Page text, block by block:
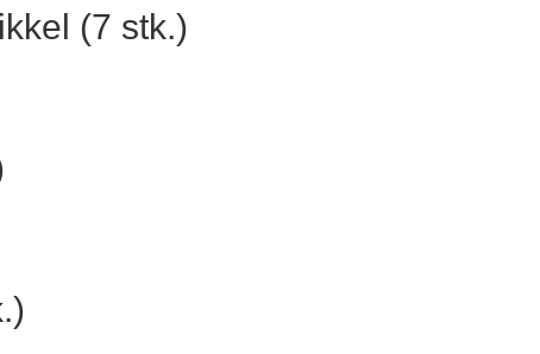
(7 stk.)